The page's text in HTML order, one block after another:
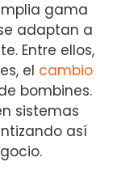
gama
adaptan a
Entre ellos,
el cambio
bombines.
sistemas
así